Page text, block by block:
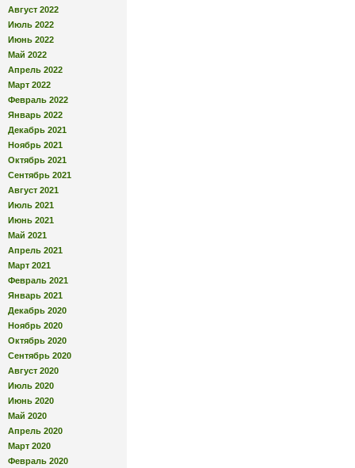
Август 2022
Июль 2022
Июнь 2022
Май 2022
Апрель 2022
Март 2022
Февраль 2022
Январь 2022
Декабрь 2021
Ноябрь 2021
Октябрь 2021
Сентябрь 2021
Август 2021
Июль 2021
Июнь 2021
Май 2021
Апрель 2021
Март 2021
Февраль 2021
Январь 2021
Декабрь 2020
Ноябрь 2020
Октябрь 2020
Сентябрь 2020
Август 2020
Июль 2020
Июнь 2020
Май 2020
Апрель 2020
Март 2020
Февраль 2020